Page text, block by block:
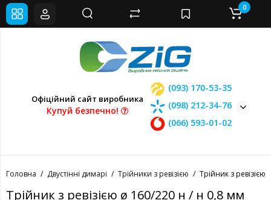
Офіційний сайт виробника
Купуй безпечно!
(093) 170-53-35
(098) 212-34-76
(066) 593-01-02
0
Головна Двустінні димарі Трійники з ревізією Трійник з
Трійник з ревізією ø 160/220 н / н 0,8 мм